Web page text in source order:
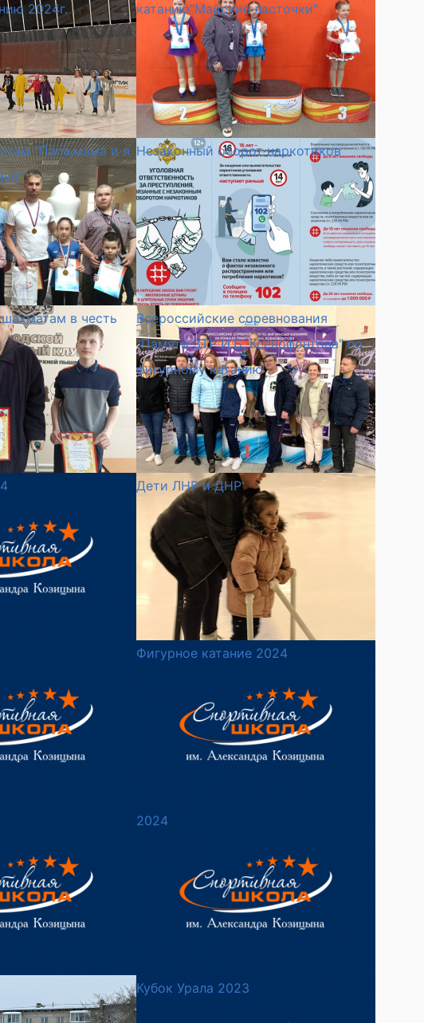
2024г.
катанию"Майские ласточки"
"Папа,мама и я Незаконный оборот наркотиков
в честь
Всероссийские соревнования
"Памяти ЗТР И.Б. Ксенофонтова" по
фигурному катанию
Дети ЛНР и ДНР
Фигурное катание 2024
2024
Кубок Урала 2023